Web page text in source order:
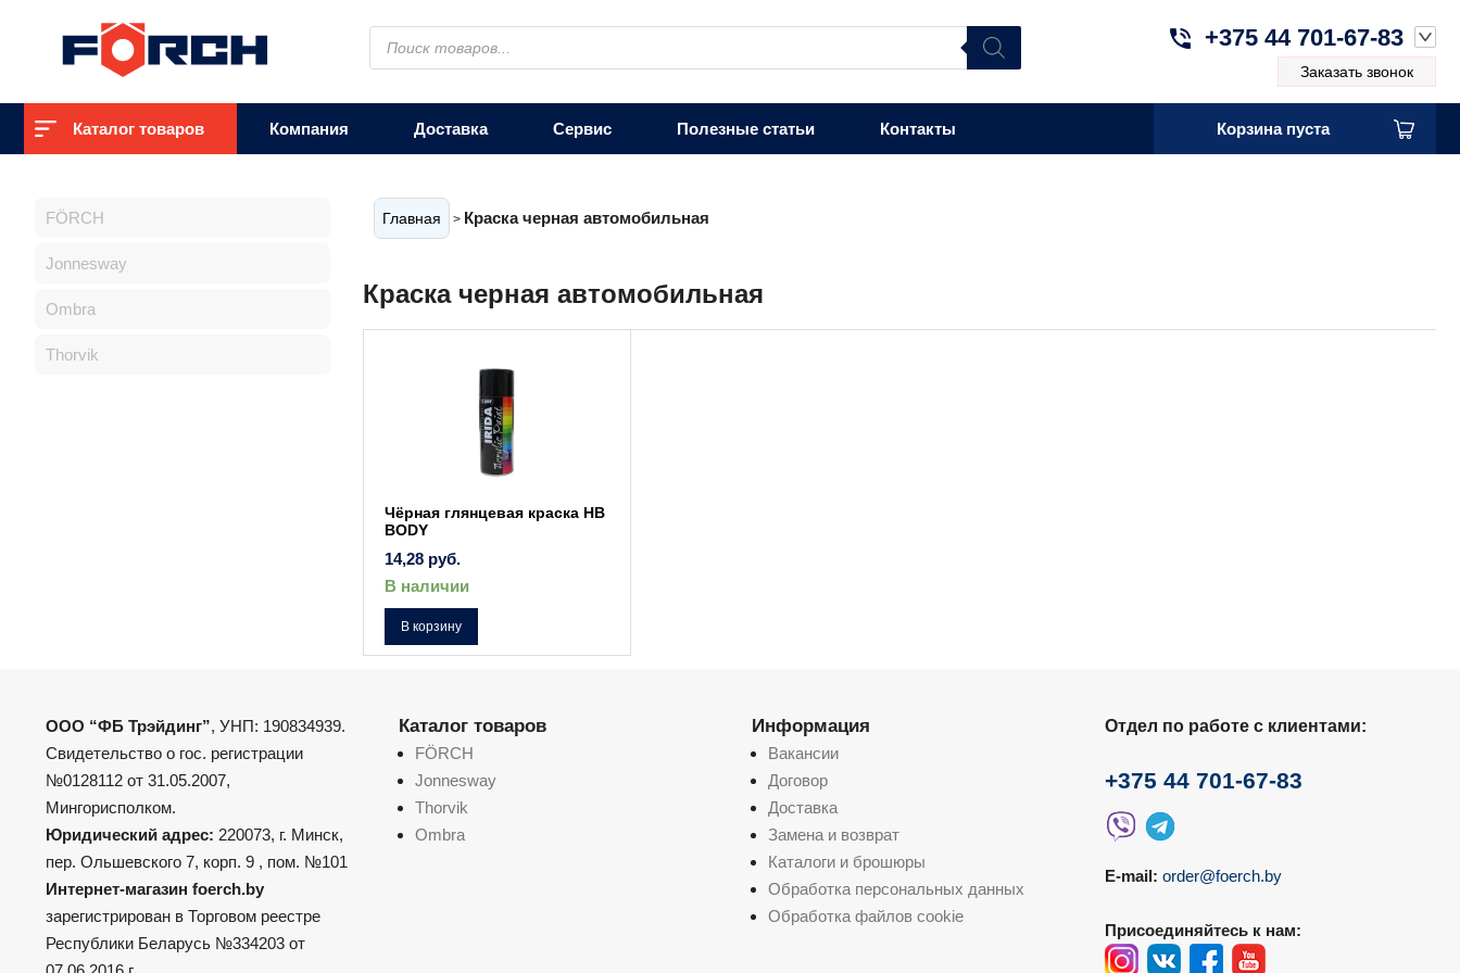
Поиск
товаров
+375 44 701-67-83
Заказать звонок
Каталог товаров Компания Доставка Сервис Полезные статьи Контакты Корзина пуста
Главная > Краска черная автомобильная
Краска черная автомобильная
Чёрная глянцевая краска HB
BODY
14,28 руб.
В наличии
В корзину
FÖRCH
Jonnesway
Ombra
Thorvik
ООО “ФБ Трэйдинг”, УНП: 190834939.
Свидетельство о гос. регистрации
№0128112 от 31.05.2007,
Мингорисполком.
Юридический адрес: 220073, г. Минск,
пер. Ольшевского 7, корп. 9 , пом. №101
Интернет-магазин foerch.by
зарегистрирован в Торговом реестре
Республики Беларусь №334203 от
Каталог товаров
FÖRCH
Jonnesway
Thorvik
Ombra
Информация
Вакансии
Договор
Доставка
Замена и возврат
Каталоги и брошюры
Обработка персональных данных
Обработка файлов cookie
Отдел по работе с клиентами:
+375 44 701-67-83
E-mail: order@foerch.by
Присоединяйтесь к нам: